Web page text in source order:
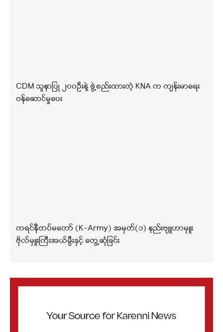
CDM သူနာပြု ၂၀၀ဦးနဲ့ ဖွဲ့စည်းထားတဲ့ KNA က ကျန်းမာရေး
ဝန်ဆောင်မှုပေး
ကရင်နီတပ်မတော် (K-Army) အမှတ်(၁) နည်းဗျူဟာမှူး
ဗိုလ်မှူးကြီးအယ်မွီးနှင့် တွေ့ဆုံခြင်း